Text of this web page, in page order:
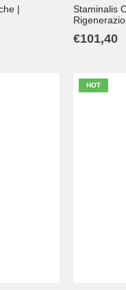
|
Staminalis
€101,40
HOT